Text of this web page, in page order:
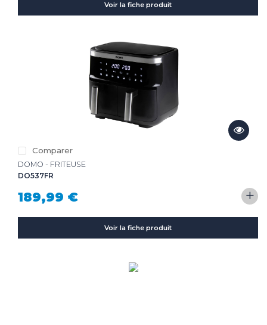
Voir la fiche produit
Comparer
DOMO - FRITEUSE
DO537FR
189,99 € +
Voir la fiche produit